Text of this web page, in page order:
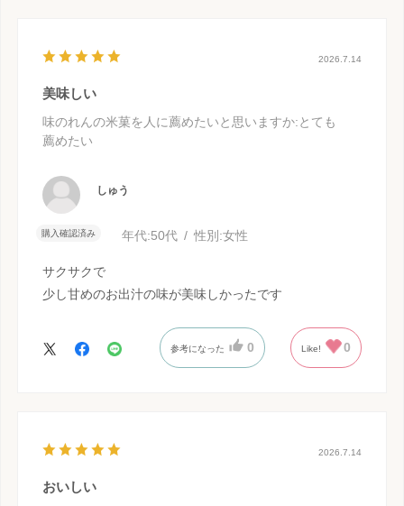
とはまた違います）
定番商品にならないかなあと思う商品です。
2026.7.14
美味しい
味のれんの米菓を人に薦めたいと思いますか:とても
薦めたい
しゅう
購入確認済み 年代:50代 性別:女性
サクサクで
少し甘めのお出汁の味が美味しかったです
参考になった 0 Like! 0
2026.7.14
おいしい